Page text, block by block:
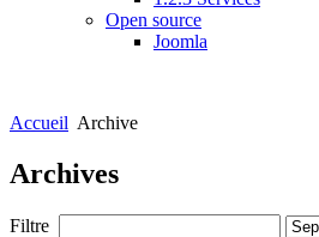
Open source
Joomla
Accueil Archive
Archives
Filtre